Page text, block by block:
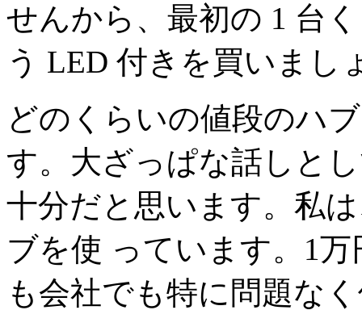
せんから、最初の 1 台
う LED 付きを買いまし
どのくらいの値段のハ
す。大ざっぱな話しと
十分だと思います。私
ブを使 っています。1
も会社でも特に問題な